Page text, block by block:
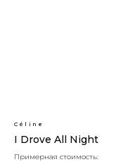
Céline
I Drove All Night
Примерная стоимость: